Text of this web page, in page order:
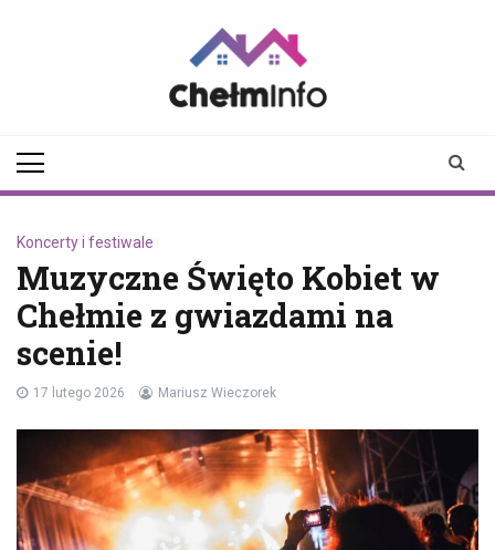
Koncerty i festiwale
Muzyczne Święto Kobiet w
Chełmie z gwiazdami na
scenie!
17 lutego 2026 Mariusz Wieczorek